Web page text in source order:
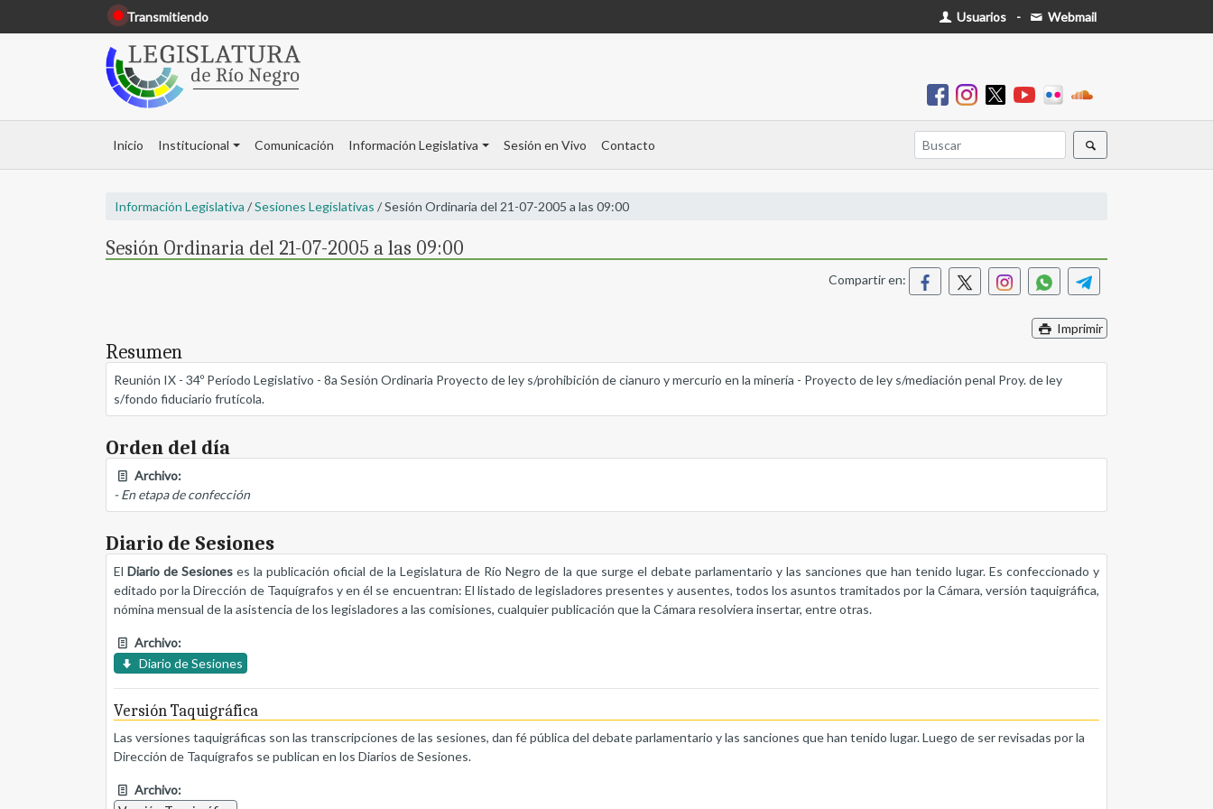
Transmitiendo Usuarios - Webmail
Inicio Institucional Comunicación Información Legislativa Sesión en Vivo Contacto
Información Legislativa /Sesiones Legislativas / Sesión Ordinaria del 21-07-2005 a las 09:00
Sesión Ordinaria del 21-07-2005 a las 09:00
Compartir en:
Imprimir
Resumen
Reunión IX - 34º Período Legislativo - 8a Sesión Ordinaria Proyecto de ley s/prohibición de cianuro y mercurio en la minería - Proyecto de ley s/mediación penal Proy. de ley
s/fondo fiduciario frutícola.
Orden del día
Archivo:
- En etapa de confección
Diario de Sesiones
ElDiario de Sesiones es la publicación oficial de la Legislatura de Río Negro de la que surge el debate parlamentario y las sanciones que han tenido lugar. Es confeccionado y
editado por la Dirección de Taquígrafos y en él se encuentran: El listado de legisladores presentes y ausentes, todos los asuntos tramitados por la Cámara, versión taquigráfica,
nómina mensual de la asistencia de los legisladores a las comisiones, cualquier publicación que la Cámara resolviera insertar, entre otras.
Archivo:
Diario de Sesiones
Versión Taquigráfica
Las versiones taquigráficas son las transcripciones de las sesiones, dan fé pública del debate parlamentario y las sanciones que han tenido lugar. Luego de ser revisadas por la
Dirección de Taquígrafos se publican en los Diarios de Sesiones.
Archivo: